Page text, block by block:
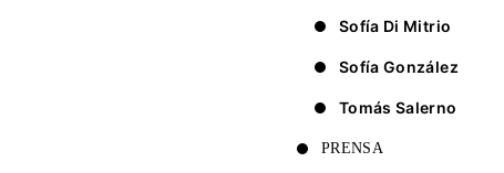
Sofía Di Mitrio
Sofía González
Tomás Salerno
PRENSA